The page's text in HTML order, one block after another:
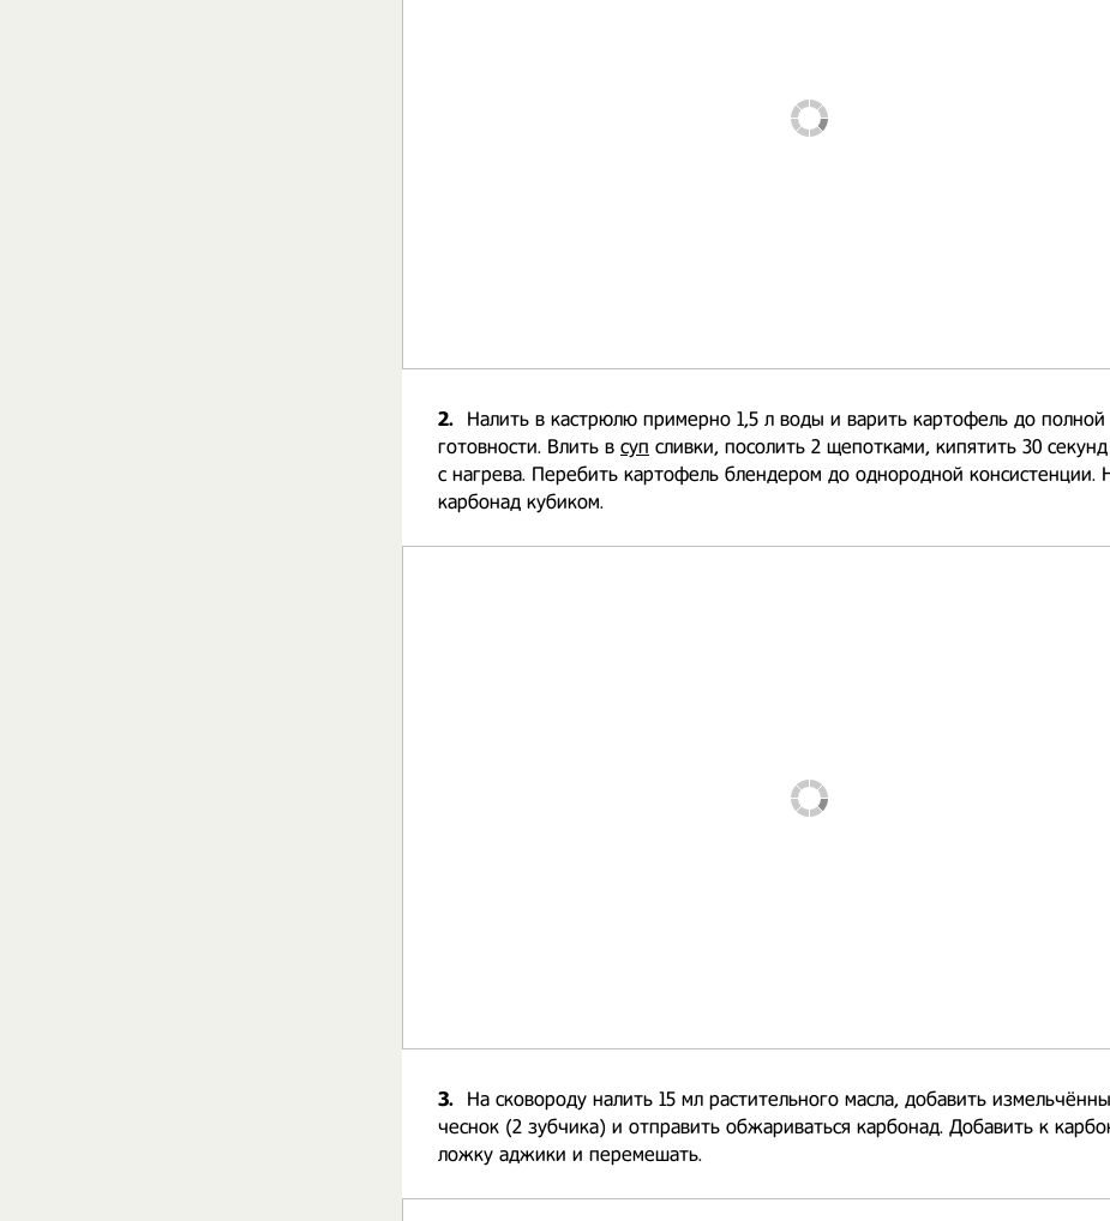
2.
Налить в кастрюлю примерно 1,5 л воды и варить картофель до полной
готовности. Влить в суп сливки, посолить 2 щепотками, кипятить 30
с нагрева. Перебить картофель блендером до однородной консистенции.
карбонад кубиком.
3.
На сковороду налить 15 мл растительного масла, добавить
чеснок (2 зубчика) и отправить обжариваться карбонад. Добавить к
ложку аджики и перемешать.